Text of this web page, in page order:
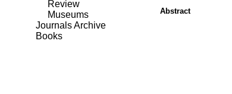
Abstract
Review
Museums
Journals Archive
Books